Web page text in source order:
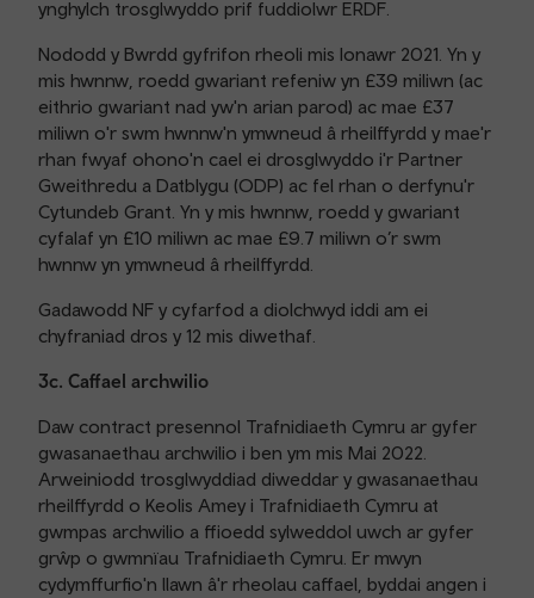
ynghylch trosglwyddo prif fuddiolwr ERDF.
Nododd y Bwrdd gyfrifon rheoli mis Ionawr 2021. Yn y
mis hwnnw, roedd gwariant refeniw yn £39 miliwn (ac
eithrio gwariant nad yw'n arian parod) ac mae £37
miliwn o'r swm hwnnw'n ymwneud â rheilffyrdd y mae'r
rhan fwyaf ohono'n cael ei drosglwyddo i'r Partner
Gweithredu a Datblygu (ODP) ac fel rhan o derfynu'r
Cytundeb Grant. Yn y mis hwnnw, roedd y gwariant
cyfalaf yn £10 miliwn ac mae £9.7 miliwn o’r swm
hwnnw yn ymwneud â rheilffyrdd.
Gadawodd NF y cyfarfod a diolchwyd iddi am ei
chyfraniad dros y 12 mis diwethaf.
3c. Caffael archwilio
Daw contract presennol Trafnidiaeth Cymru ar gyfer
gwasanaethau archwilio i ben ym mis Mai 2022.
Arweiniodd trosglwyddiad diweddar y gwasanaethau
rheilffyrdd o Keolis Amey i Trafnidiaeth Cymru at
gwmpas archwilio a ffioedd sylweddol uwch ar gyfer
grŵp o gwmnïau Trafnidiaeth Cymru. Er mwyn
cydymffurfio'n llawn â'r rheolau caffael, byddai angen i